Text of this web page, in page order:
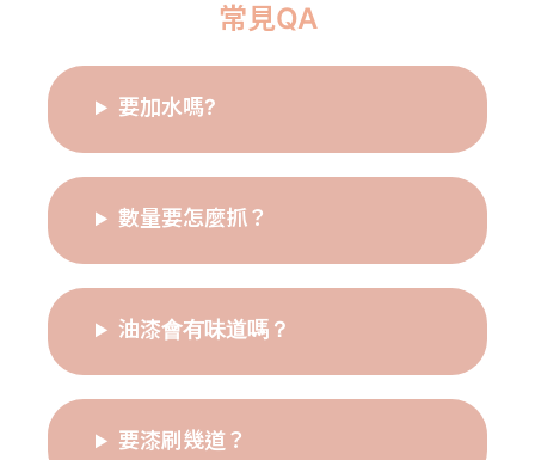
常見QA
要加水嗎?
數量要怎麼抓？
油漆會有味道嗎？
要漆刷幾道？